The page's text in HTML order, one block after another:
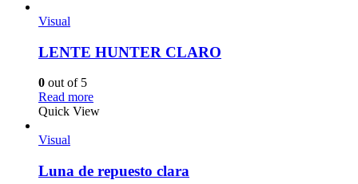
Visual
LENTE HUNTER CLARO
0 out of 5
Read more
Quick View
Visual
Luna de repuesto clara